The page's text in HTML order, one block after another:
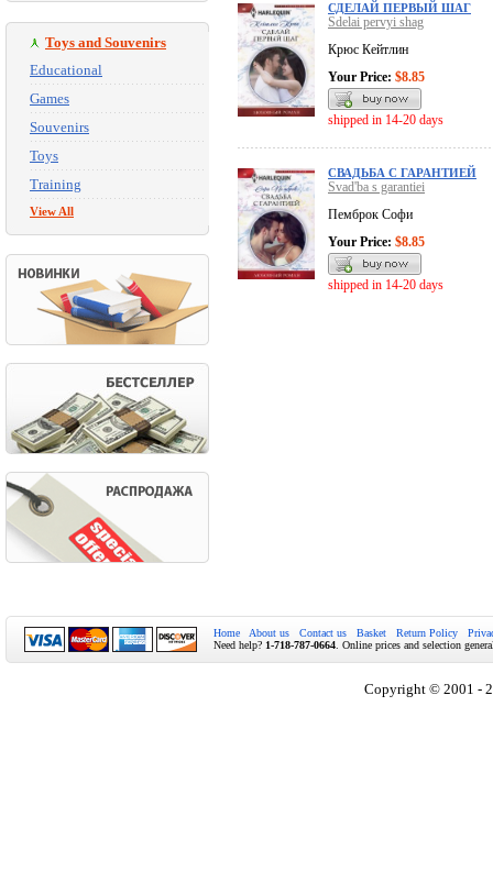
Toys and Souvenirs
Educational
Games
Souvenirs
Toys
Training
View All
СДЕЛАЙ ПЕРВЫЙ ШАГ
Sdelai pervyi shag
Крюс Кейтлин
Your Price: $8.85
shipped in 14-20 days
СВАДЬБА С ГАРАНТИЕЙ
Svad'ba s garantiei
Пемброк Софи
Your Price: $8.85
shipped in 14-20 days
Home About us Contact us Basket Return Policy
Need help? 1-718-787-0664 . Online prices and selection
Copyright © 2001 -